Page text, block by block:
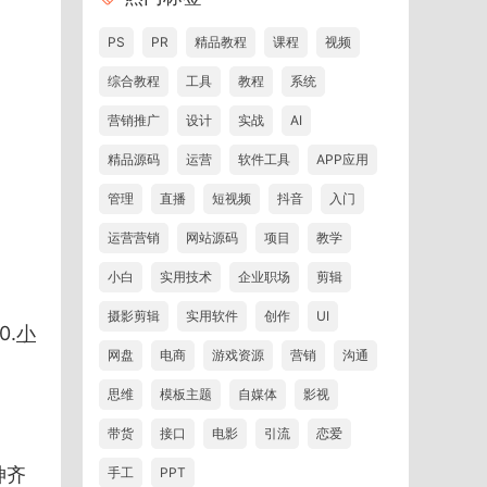
小
齐
PS PR 精品教程 课程 视频
综合教程 工具 教程 系统
营销推广 设计 实战 AI
精品源码 运营 软件工具 APP应用
管理 直播 短视频 抖音 入门
运营营销 网站源码 项目 教学
小白 实用技术 企业职场 剪辑
摄影剪辑 实用软件 创作 UI
网盘 电商 游戏资源 营销 沟通
思维 模板主题 自媒体 影视
带货 接口 电影 引流 恋爱
手工 PPT